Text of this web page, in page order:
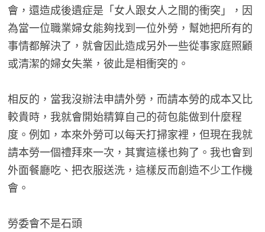
會，還造成後遺症是「女人跟女人之間的衝突」，因
為當一位職業婦女能夠找到一位外勞，幫她把所有的
事情都解決了，就會因此造成另外一些從事家庭照顧
或清潔的婦女失業，彼此是相衝突的。
相反的，當我沒辦法申請外勞，而請本勞的成本又比
較貴時，我就會開始精算自己的荷包能做到什麼程
度。例如，本來外勞可以每天打掃家裡，但現在我就
請本勞一個禮拜來一次，其實這樣也夠了。我也會到
外面餐廳吃、把衣服送洗，這樣反而創造不少工作機
會。
勞委會不是石頭